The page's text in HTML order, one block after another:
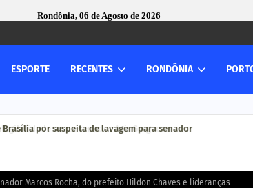
Rondônia, 06 de Agosto de 2026
ESPORTE RECENTES RONDÔNIA
Brasília por suspeita de lavagem para senador
Marcos Rocha, do prefeito Hildon Chaves e lideranças